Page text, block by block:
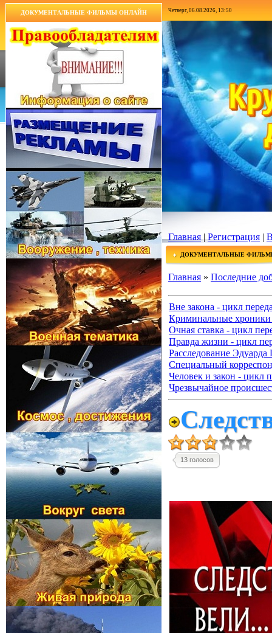
ДОКУМЕНТАЛЬНЫЕ ФИЛЬМЫ ОНЛАЙН Четверг, 06.08.2026, 13:50
Главная|Регистрация |
ДОКУМЕНТАЛЬНЫЕ
Главная » Последние
Вне закона - цикл
Криминальные хроники
Очная ставка - цикл
Правда жизни - цикл
Расследование Эдуарда
Специальный
Человек и закон - цикл
Чрезвычайное
13 голосов